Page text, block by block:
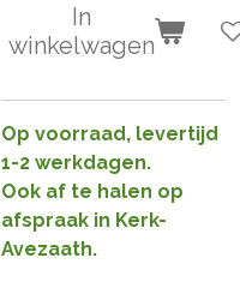
In
winkelwagen
Op voorraad, levertijd
1-2 werkdagen.
Ook af te halen op
afspraak in Kerk-
Avezaath.